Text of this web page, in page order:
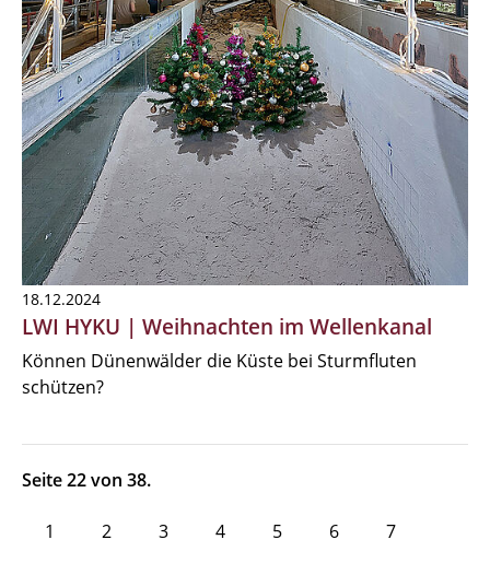
18.12.2024
LWI HYKU | Weihnachten im Wellenkanal
Können Dünenwälder die Küste bei Sturmfluten
schützen?
Seite 22 von 38.
1 2 3 4 5 6 7